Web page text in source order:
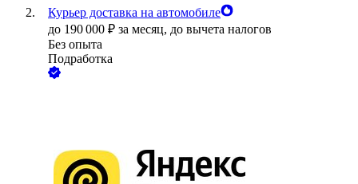
Курьер доставка на автомобиле
до 190 000 ₽ за месяц, до вычета налогов
Без опыта
Подработка